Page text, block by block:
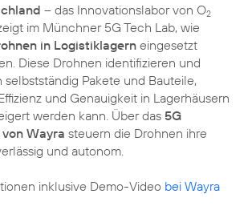
– das Innovationslabor von O2
im Münchner 5G Tech Lab, wie
in Logistiklagern eingesetzt
Diese Drohnen identifizieren und
selbstständig Pakete und Bauteile,
und Genauigkeit in Lagerhäusern
werden kann. Über das 5G
Wayra steuern die Drohnen ihre
und autonom.
inklusive Demo-Video bei Wayra